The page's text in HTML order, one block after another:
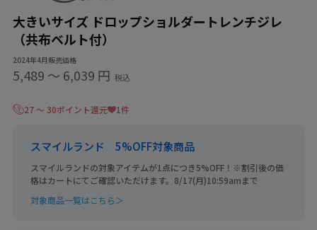
大きいサイズ ドロップショルダートレンチジレ
（共布ベルト付）
2024年4月販売価格
5,489 〜 6,039 円 税込
27 ～ 30ポイント還元 1件
スマイルランド 5%OFF対象商品
スマイルランドの対象アイテムが1点につき5%OFF！※割引後の価
格はカートにてご確認いただけます。8/17(月)10:59amまで
対象商品一覧はこちら＞